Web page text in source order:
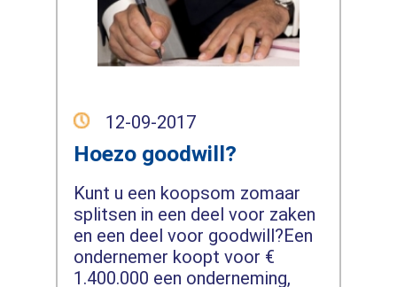
12-09-2017
Hoezo goodwill?
Kunt u een koopsom zomaar
splitsen in een deel voor zaken
en een deel voor goodwill?Een
ondernemer koopt voor €
1.400.000 een onderneming,